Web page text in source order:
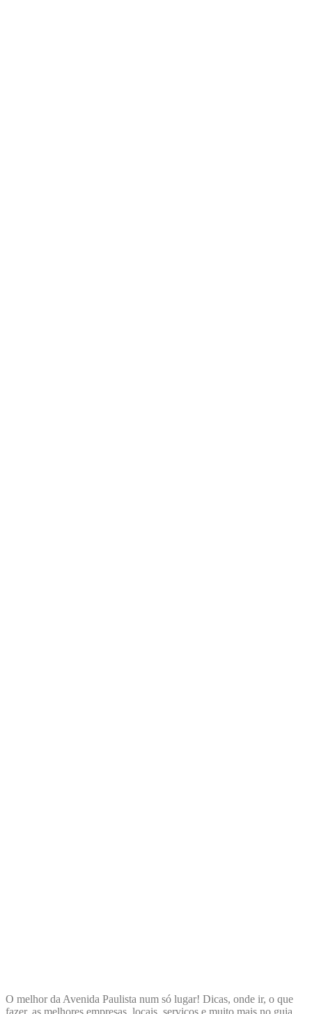
O melhor da Avenida Paulista num só lugar! Dicas, onde ir, o que
fazer, as melhores empresas, locais, serviços e muito mais no guia